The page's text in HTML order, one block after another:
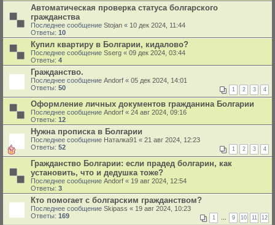
Автоматическая проверка статуса болгарского
гражданства
Последнее сообщение Stojan « 10 дек 2024, 11:44
Ответы: 10
Купил квартиру в Болгарии, кидалово?
Последнее сообщение Sserg « 09 дек 2024, 03:44
Ответы: 4
Гражданство.
Последнее сообщение Andorf « 05 дек 2024, 14:01
Ответы: 50 1 2 3 4
Оформление личных документов гражданина Болгарии
Последнее сообщение Andorf « 24 авг 2024, 09:16
Ответы: 12
Нужна прописка в Болгарии
Последнее сообщение Наталка91 « 21 авг 2024, 12:23
Ответы: 52 1 2 3 4
Гражданство Болгарии: если прадед болгарин, как
установить, что и дедушка тоже?
Последнее сообщение Andorf « 19 авг 2024, 12:54
Ответы: 3
Кто помогает с болгарским гражданством?
Последнее сообщение Skipass « 19 авг 2024, 10:23
Ответы: 169 1 … 9 10 11 12